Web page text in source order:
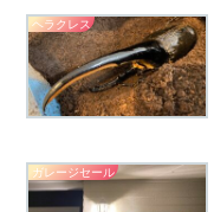
ヘラクレス
ガレージセール